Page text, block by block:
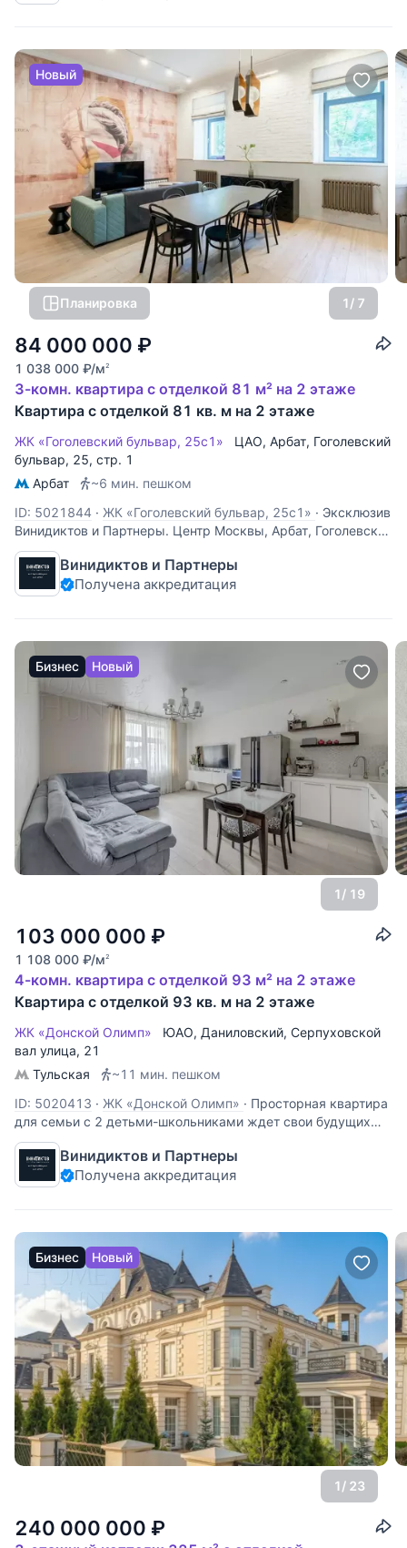
Новый
Планировка 1/ 7
84 000 000 ₽
1 038 000 ₽/м2
3-комн. квартира с отделкой 81 м² на 2 этаже
Квартира с отделкой 81 кв. м на 2 этаже
ЖК «Гоголевский бульвар, 25с1» ЦАО, Арбат, Гоголевский
бульвар, 25, стр. 1
Арбат
~6 мин. пешком
ID: 5021844 · ЖК «Гоголевский бульвар, 25с1» · Эксклюзив
Винидиктов и Партнеры. Центр Москвы, Арбат, Гоголевский
бульвар, 25с1. В историческом кирпичном доме с
железобетонными перекрытиями продается 3-х комнатная
квартира, площадью 81 кв. м, потолки — 3,6 м.
Винидиктов и Партнеры
Получена аккредитация
Бизнес Новый
1/ 19
103 000 000 ₽
1 108 000 ₽/м2
4-комн. квартира с отделкой 93 м² на 2 этаже
Квартира с отделкой 93 кв. м на 2 этаже
ЖК «Донской Олимп» ЮАО, Даниловский, Серпуховской
вал улица, 21
Тульская
~11 мин. пешком
ID: 5020413 · ЖК «Донской Олимп» · Просторная квартира
для семьи с 2 детьми-школьниками ждет свои будущих
владельцев! ПРЕИМУЩЕСТВА: - Распашная планировка, в
квартире светло и всегда свежий воздух - Всего 3
квартиры на этаже, все закончили отделку, вам не будут
Винидиктов и Партнеры
Получена аккредитация
Бизнес Новый
1/ 23
240 000 000 ₽